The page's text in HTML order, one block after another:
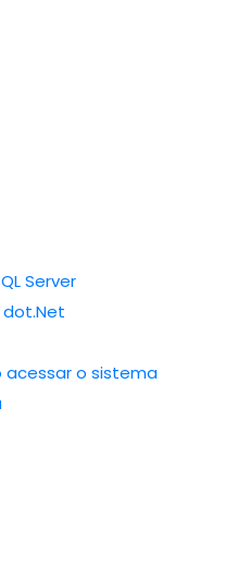
Server
dot.Net
acessar o sistema